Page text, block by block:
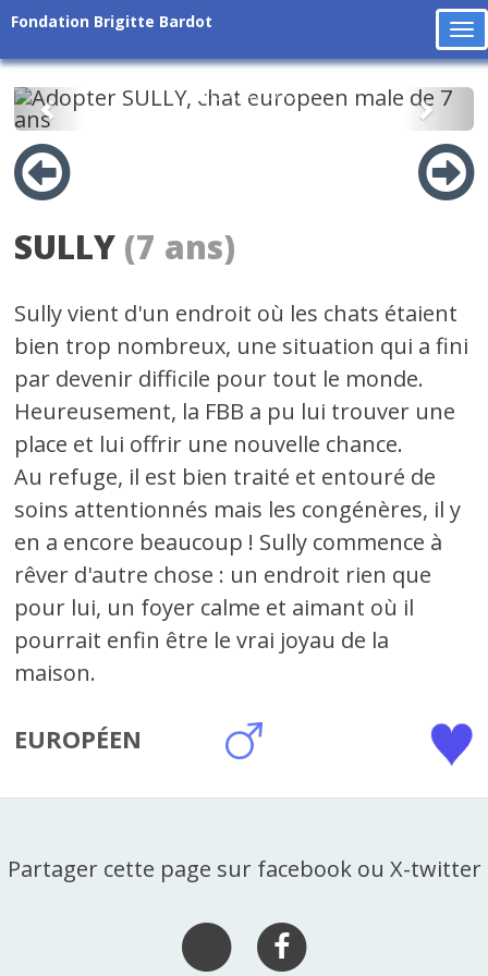
Fondation Brigitte Bardot
Précédent
SULLY (7 ans)
Sully vient d'un endroit où les chats étaient
bien trop nombreux, une situation qui a fini
par devenir difficile pour tout le monde.
Heureusement, la FBB a pu lui trouver une
place et lui offrir une nouvelle chance.
Au refuge, il est bien traité et entouré de
soins attentionnés mais les congénères, il y
en a encore beaucoup ! Sully commence à
rêver d'autre chose : un endroit rien que
pour lui, un foyer calme et aimant où il
pourrait enfin être le vrai joyau de la
maison.
EUROPÉEN
Partager cette page sur facebook ou X-twitter